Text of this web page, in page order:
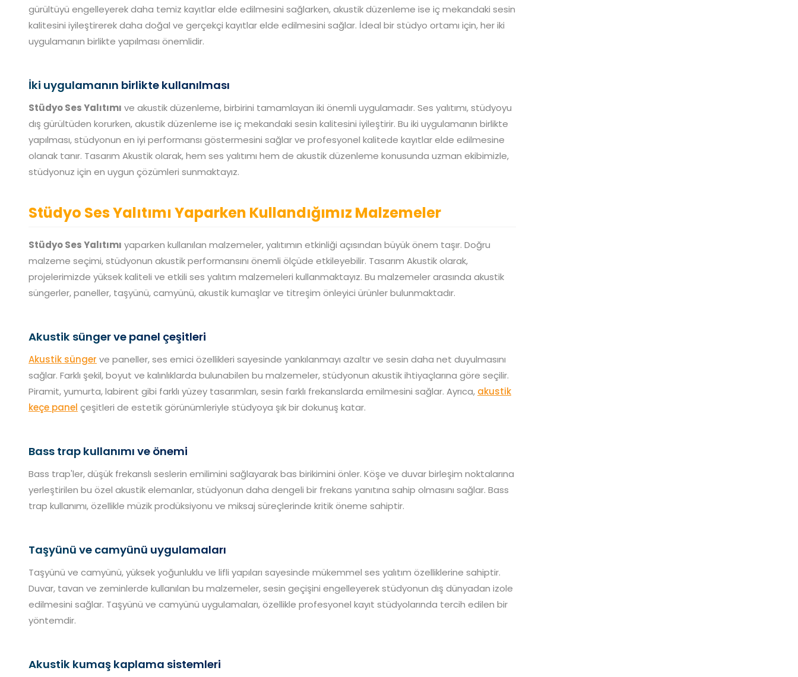
gürültüyü engelleyerek daha temiz kayıtlar elde edilmesini sağlarken, akustik düzenleme ise iç mekandaki sesin
kalitesini iyileştirerek daha doğal ve gerçekçi kayıtlar elde edilmesini sağlar. İdeal bir stüdyo ortamı için, her iki
uygulamanın birlikte yapılması önemlidir.
İki uygulamanın birlikte kullanılması
Stüdyo Ses Yalıtımı ve akustik düzenleme, birbirini tamamlayan iki önemli uygulamadır. Ses yalıtımı, stüdyoyu
dış gürültüden korurken, akustik düzenleme ise iç mekandaki sesin kalitesini iyileştirir. Bu iki uygulamanın birlikte
yapılması, stüdyonun en iyi performansı göstermesini sağlar ve profesyonel kalitede kayıtlar elde edilmesine
olanak tanır. Tasarım Akustik olarak, hem ses yalıtımı hem de akustik düzenleme konusunda uzman ekibimizle,
stüdyonuz için en uygun çözümleri sunmaktayız.
Stüdyo Ses Yalıtımı Yaparken Kullandığımız Malzemeler
Stüdyo Ses Yalıtımı yaparken kullanılan malzemeler, yalıtımın etkinliği açısından büyük önem taşır. Doğru
malzeme seçimi, stüdyonun akustik performansını önemli ölçüde etkileyebilir. Tasarım Akustik olarak,
projelerimizde yüksek kaliteli ve etkili ses yalıtım malzemeleri kullanmaktayız. Bu malzemeler arasında akustik
süngerler, paneller, taşyünü, camyünü, akustik kumaşlar ve titreşim önleyici ürünler bulunmaktadır.
Akustik sünger ve panel çeşitleri
Akustik sünger ve paneller, ses emici özellikleri sayesinde yankılanmayı azaltır ve sesin daha net duyulmasını
sağlar. Farklı şekil, boyut ve kalınlıklarda bulunabilen bu malzemeler, stüdyonun akustik ihtiyaçlarına göre seçilir.
Piramit, yumurta, labirent gibi farklı yüzey tasarımları, sesin farklı frekanslarda emilmesini sağlar. Ayrıca, akustik
keçe panel çeşitleri de estetik görünümleriyle stüdyoya şık bir dokunuş katar.
Bass trap kullanımı ve önemi
Bass trap'ler, düşük frekanslı seslerin emilimini sağlayarak bas birikimini önler. Köşe ve duvar birleşim noktalarına
yerleştirilen bu özel akustik elemanlar, stüdyonun daha dengeli bir frekans yanıtına sahip olmasını sağlar. Bass
trap kullanımı, özellikle müzik prodüksiyonu ve miksaj süreçlerinde kritik öneme sahiptir.
Taşyünü ve camyünü uygulamaları
Taşyünü ve camyünü, yüksek yoğunluklu ve lifli yapıları sayesinde mükemmel ses yalıtım özelliklerine sahiptir.
Duvar, tavan ve zeminlerde kullanılan bu malzemeler, sesin geçişini engelleyerek stüdyonun dış dünyadan izole
edilmesini sağlar. Taşyünü ve camyünü uygulamaları, özellikle profesyonel kayıt stüdyolarında tercih edilen bir
yöntemdir.
Akustik kumaş kaplama sistemleri